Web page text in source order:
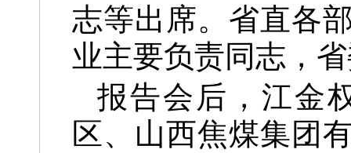
志等出席。省直各
业主要负责同志，
报告会后，江金
区、山西焦煤集团